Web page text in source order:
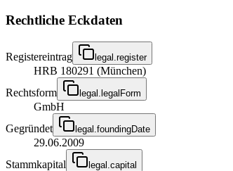
Rechtliche Eckdaten
Registereintrag legal.register
HRB 180291 (München)
Rechtsform
legal.legalForm
GmbH
Gegründet
legal.foundingDate
29.06.2009
Stammkapital
legal.capital